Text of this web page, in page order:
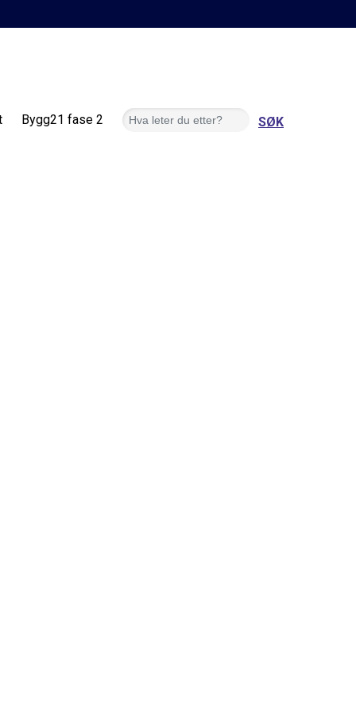
Bygg21 fase 2 Søk